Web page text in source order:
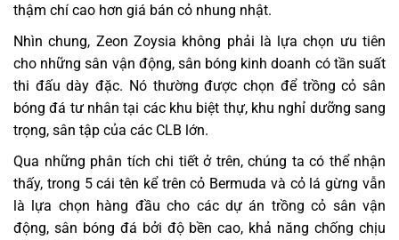
thậm chí cao hơn giá bán cỏ nhung nhật.
Nhìn chung, Zeon Zoysia không phải là lựa chọn ưu tiên
cho những sân vận động, sân bóng kinh doanh có tần suất
thi đấu dày đặc. Nó thường được chọn để trồng cỏ sân
bóng đá tư nhân tại các khu biệt thự, khu nghỉ dưỡng sang
trọng, sân tập của các CLB lớn.
Qua những phân tích chi tiết ở trên, chúng ta có thể nhận
thấy, trong 5 cái tên kể trên cỏ Bermuda và cỏ lá gừng vẫn
là lựa chọn hàng đầu cho các dự án trồng cỏ sân vận
động, sân bóng đá bởi độ bền cao, khả năng chống chịu